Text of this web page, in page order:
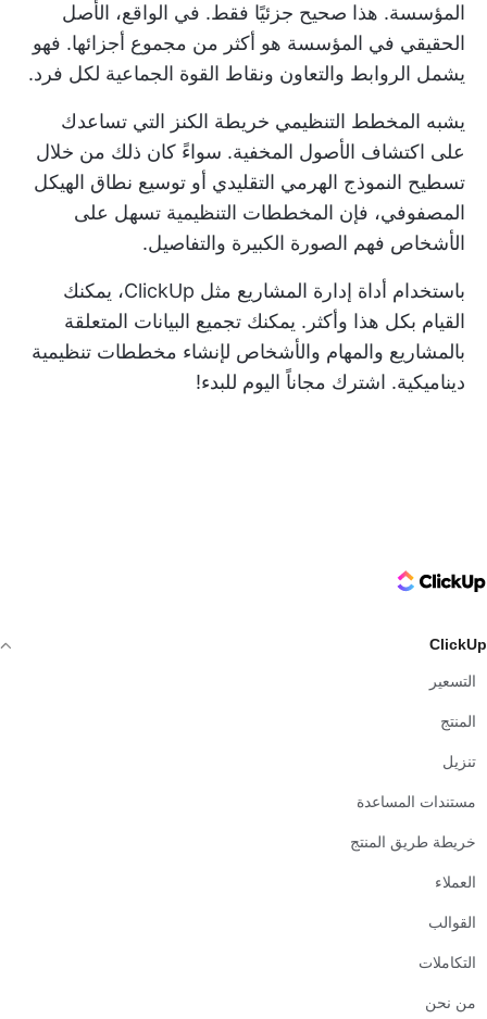
المؤسسة. هذا صحيح جزئيًا فقط. في الواقع، الأصل
الحقيقي في المؤسسة هو أكثر من مجموع أجزائها. فهو
يشمل الروابط والتعاون ونقاط القوة الجماعية لكل فرد.
يشبه المخطط التنظيمي خريطة الكنز التي تساعدك
على اكتشاف الأصول المخفية. سواءً كان ذلك من خلال
تسطيح النموذج الهرمي التقليدي أو توسيع نطاق الهيكل
المصفوفي، فإن المخططات التنظيمية تسهل على
الأشخاص فهم الصورة الكبيرة والتفاصيل.
باستخدام أداة إدارة المشاريع مثل ClickUp، يمكنك
القيام بكل هذا وأكثر. يمكنك تجميع البيانات المتعلقة
بالمشاريع والمهام والأشخاص لإنشاء مخططات تنظيمية
ديناميكية. اشترك مجاناً اليوم للبدء!
ClickUp Logo
ClickUp
التسعير
المنتج
تنزيل
مستندات المساعدة
خريطة طريق المنتج
العملاء
القوالب
التكاملات
من نحن